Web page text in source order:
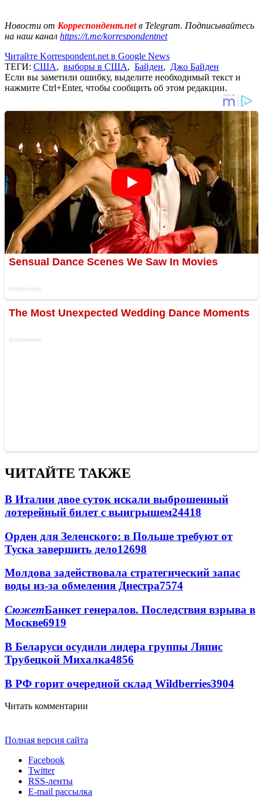
Новости от Корреспондент.netв Telegram. Подписывайтесь
на наш канал https://t.me/korrespondentnet
Читайте Korrespondent.net в Google News
ТЕГИ: США, выборы в США, Байден, Джо Байден
Если вы заметили ошибку, выделите необходимый текст и
нажмите Ctrl+Enter, чтобы сообщить об этом редакции.
ЧИТАЙТЕ ТАКЖЕ
В Италии двое суток искали выброшенный
лотерейный билет с выигрышем24418
Орден для Зеленского: в Польше требуют от
Туска завершить дело12698
Молдова задействовала стратегический запас
воды из-за обмеления Днестра7574
СюжетБанкет генералов. Последствия взрыва в
Москве6919
В Беларуси осудили лидера группы Ляпис
Трубецкой Михалка4856
В РФ горит очередной склад Wildberries3904
Читать комментарии
Полная версия сайта
Facebook
Twitter
RSS-ленты
E-mail рассылка